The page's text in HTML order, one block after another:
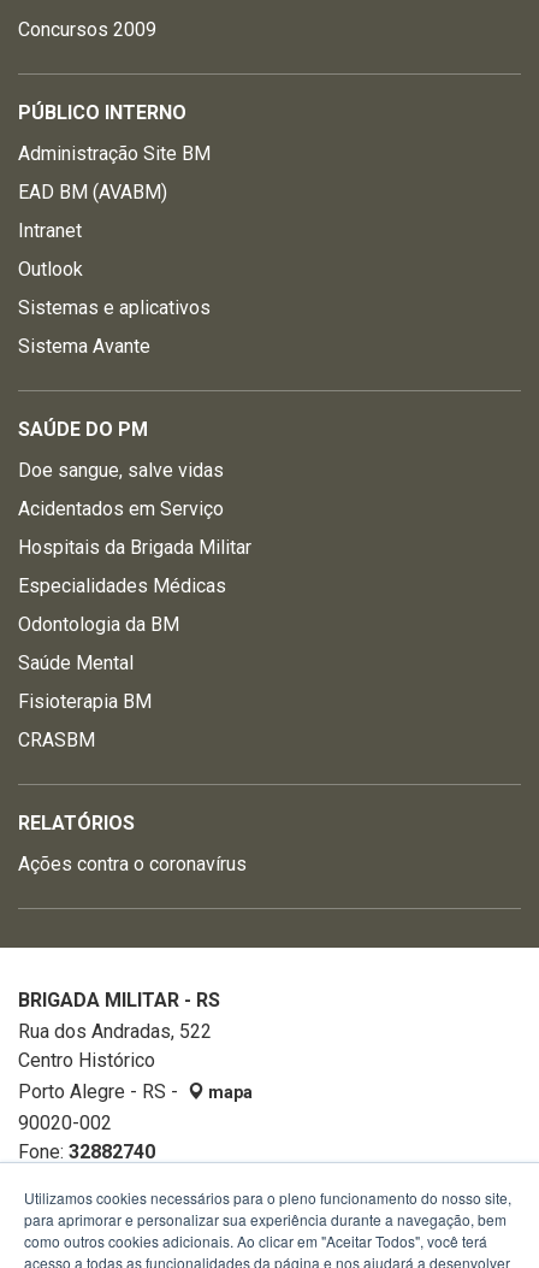
Concursos 2009
PÚBLICO INTERNO
Administração Site BM
EAD BM (AVABM)
Intranet
Outlook
Sistemas e aplicativos
Sistema Avante
SAÚDE DO PM
Doe sangue, salve vidas
Acidentados em Serviço
Hospitais da Brigada Militar
Especialidades Médicas
Odontologia da BM
Saúde Mental
Fisioterapia BM
CRASBM
RELATÓRIOS
Ações contra o coronavírus
BRIGADA MILITAR - RS
Rua dos Andradas, 522
Centro Histórico
Porto Alegre - RS -
mapa
90020-002
Fone: 32882740
Utilizamos cookies necessários para o pleno funcionamento do nosso site,
para aprimorar e personalizar sua experiência durante a navegação, bem
como outros cookies adicionais. Ao clicar em "Aceitar Todos", você terá
acesso a todas as funcionalidades da página e nos ajudará a desenvolver